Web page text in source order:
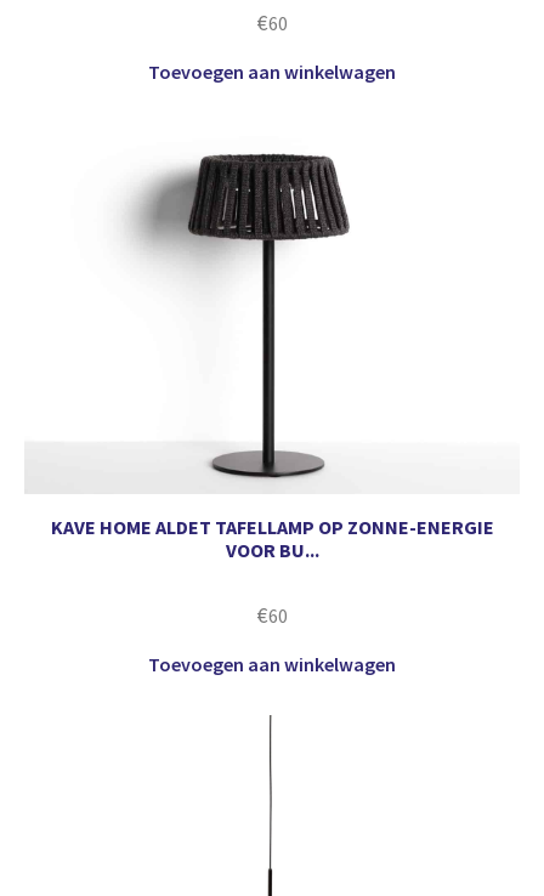
€60
Toevoegen aan winkelwagen
KAVE HOME ALDET TAFELLAMP OP ZONNE-ENERGIE
VOOR BU...
€60
Toevoegen aan winkelwagen